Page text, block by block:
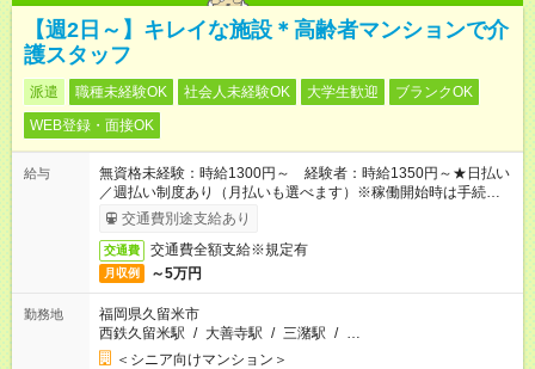
【週2日～】キレイな施設＊高齢者マンションで介
護スタッフ
派遣 職種未経験OK 社会人未経験OK 大学生歓迎
ブランクOK
WEB登録・面接OK
給与
無資格未経験：時給1300円～ 経験者：時給1350円～★日払い
／週払い制度あり（月払いも選べます）※稼働開始時は手続き完
了次第のお支払いとなります。
交通費別途支給あり
交通費 交通費全額支給※規定有
月収例 ～5万円
勤務地
福岡県久留米市
西鉄久留米駅 / 大善寺駅 / 三潴駅 / …
＜シニア向けマンション＞